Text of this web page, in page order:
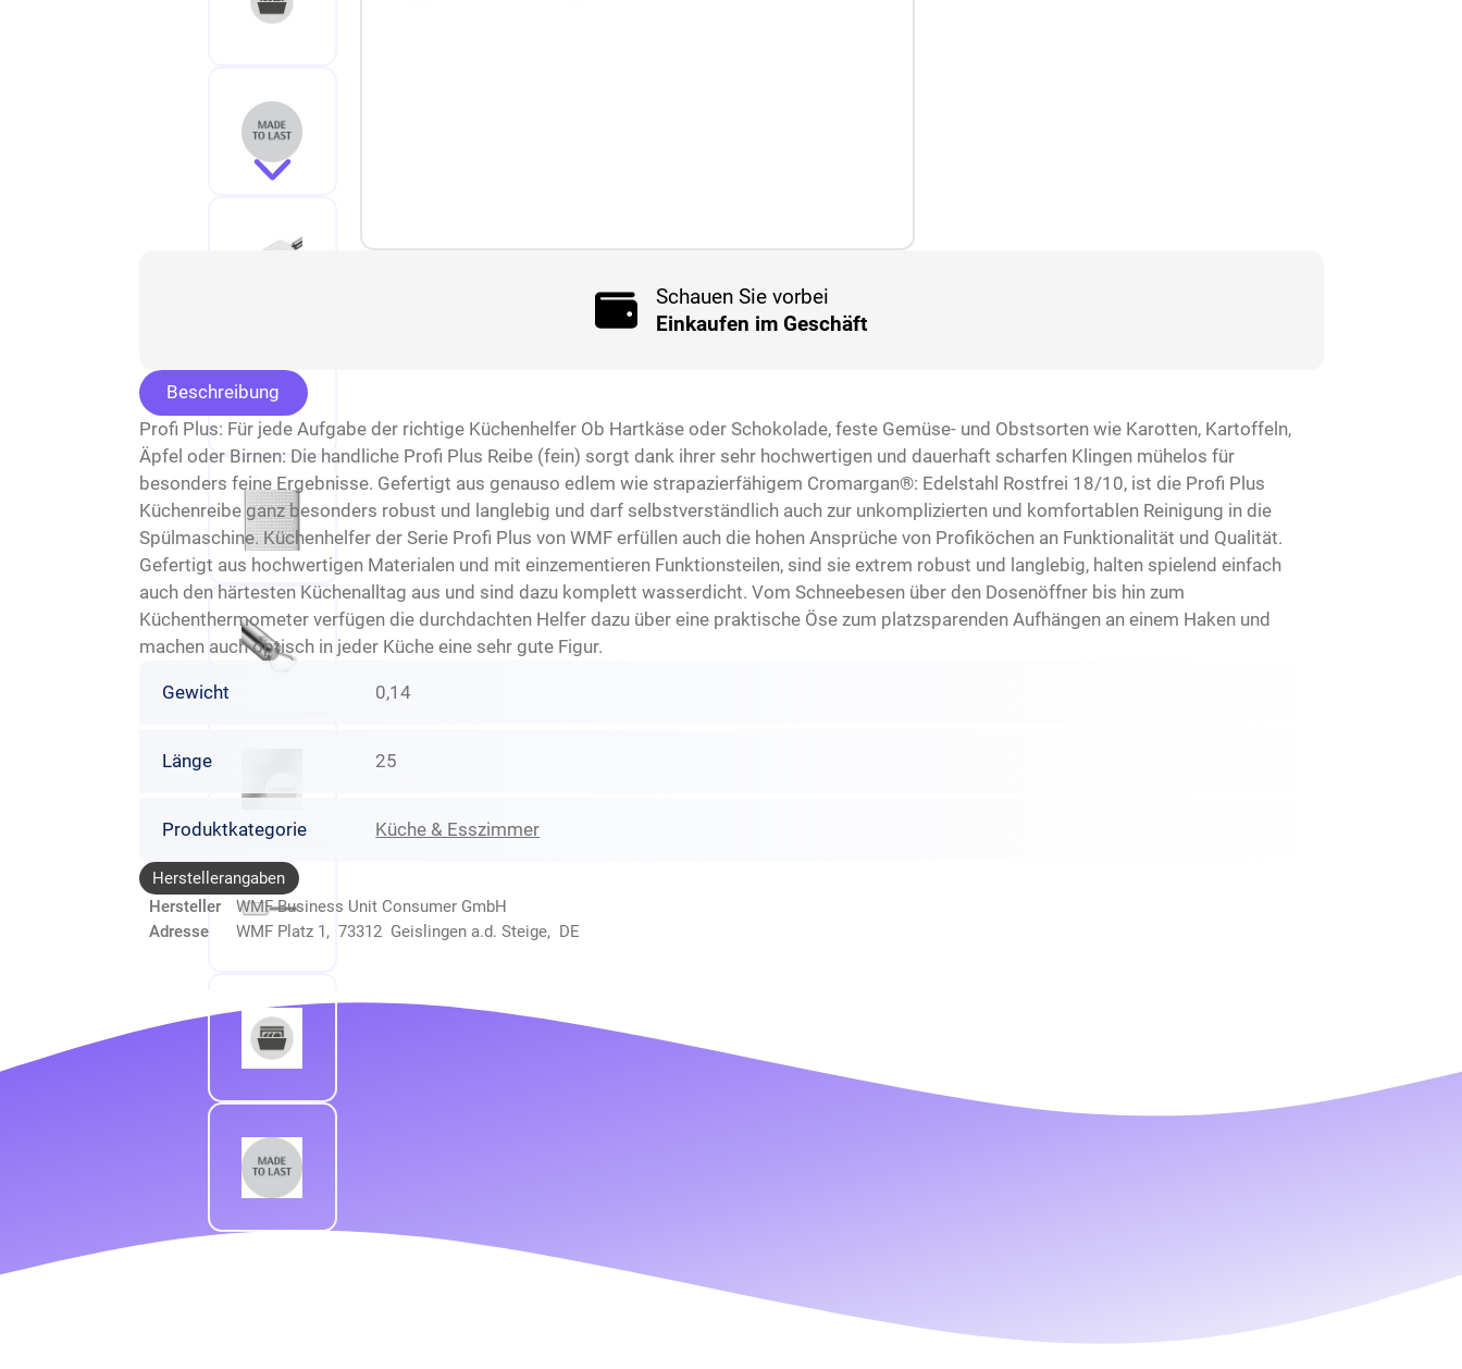
Schauen Sie vorbei
Einkaufen im Geschäft
Beschreibung
Profi Plus: Für jede Aufgabe der richtige Küchenhelfer Ob Hartkäse oder Schokolade, feste Gemüse- und Obstsorten wie Karotten, Kartoffeln,
Äpfel oder Birnen: Die handliche Profi Plus Reibe (fein) sorgt dank ihrer sehr hochwertigen und dauerhaft scharfen Klingen mühelos für
besonders feine Ergebnisse. Gefertigt aus genauso edlem wie strapazierfähigem Cromargan®: Edelstahl Rostfrei 18/10, ist die Profi Plus
Küchenreibe ganz besonders robust und langlebig und darf selbstverständlich auch zur unkomplizierten und komfortablen Reinigung in die
Spülmaschine. Küchenhelfer der Serie Profi Plus von WMF erfüllen auch die hohen Ansprüche von Profiköchen an Funktionalität und Qualität.
Gefertigt aus hochwertigen Materialen und mit einzementieren Funktionsteilen, sind sie extrem robust und langlebig, halten spielend einfach
auch den härtesten Küchenalltag aus und sind dazu komplett wasserdicht. Vom Schneebesen über den Dosenöffner bis hin zum
Küchenthermometer verfügen die durchdachten Helfer dazu über eine praktische Öse zum platzsparenden Aufhängen an einem Haken und
machen auch optisch in jeder Küche eine sehr gute Figur.
Gewicht 0,14
Länge 25
Produktkategorie Küche & Esszimmer
Herstellerangaben
Hersteller
WMF Business Unit Consumer GmbH
Adresse
WMF Platz 1, 73312 Geislingen a.d. Steige, DE